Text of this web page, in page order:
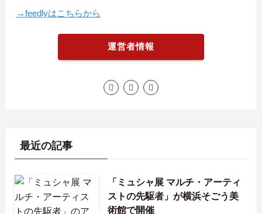
→feedlyはこちらから
運営者情報
最近の記事
「ミュシャ展 マルチ・アーティ
ストの先駆者」が横浜そごう美
術館で開催